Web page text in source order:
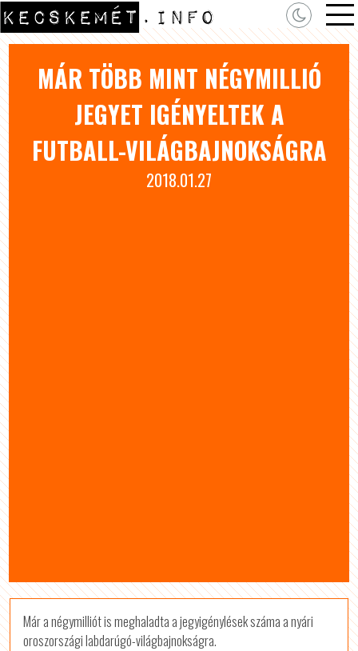
MÁR TÖBB MINT NÉGYMILLIÓ
JEGYET IGÉNYELTEK A
FUTBALL-VILÁGBAJNOKSÁGRA
2018.01.27
Már a négymilliót is meghaladta a jegyigénylések száma a nyári
oroszországi labdarúgó-világbajnokságra.